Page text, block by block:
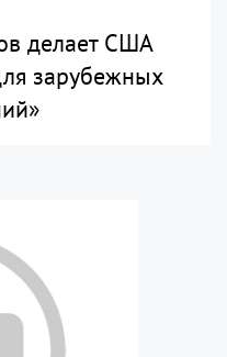
делает США
зарубежных